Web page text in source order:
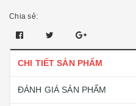
Chia sẻ:
CHI TIẾT SẢN PHẨM
ĐÁNH GIÁ SẢN PHẨM